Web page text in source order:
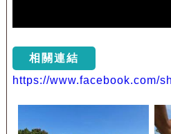
相關連結
https://www.facebook.com/